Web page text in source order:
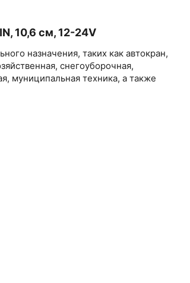
10,6 см, 12-24V
назначения, таких как автокран,
снегоуборочная,
муниципальная техника, а также